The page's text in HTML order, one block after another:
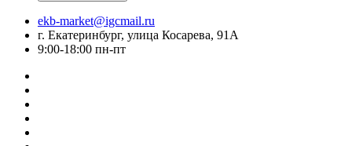
ekb-market@igcmail.ru
г. Екатеринбург, улица Косарева, 91А
9:00-18:00 пн-пт